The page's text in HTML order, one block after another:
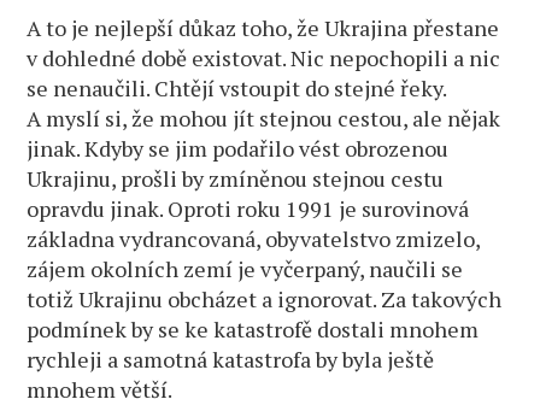
A to je nejlepší důkaz toho, že Ukrajina přestane
v dohledné době existovat. Nic nepochopili a nic
se nenaučili. Chtějí vstoupit do stejné řeky.
A myslí si, že mohou jít stejnou cestou, ale nějak
jinak. Kdyby se jim podařilo vést obrozenou
Ukrajinu, prošli by zmíněnou stejnou cestu
opravdu jinak. Oproti roku 1991 je surovinová
základna vydrancovaná, obyvatelstvo zmizelo,
zájem okolních zemí je vyčerpaný, naučili se
totiž Ukrajinu obcházet a ignorovat. Za takových
podmínek by se ke katastrofě dostali mnohem
rychleji a samotná katastrofa by byla ještě
mnohem větší.